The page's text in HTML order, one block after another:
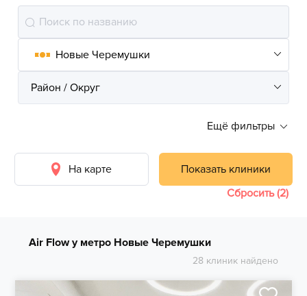
Ещё фильтры
На карте
Показать клиники
Сбросить (2)
Air Flow у метро Новые Черемушки
28 клиник найдено